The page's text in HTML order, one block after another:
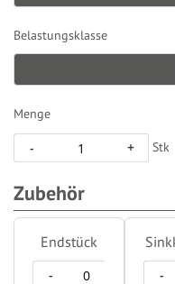
Belastungsklasse
Menge
- + Stk
Zubehör
Endstück
-
-